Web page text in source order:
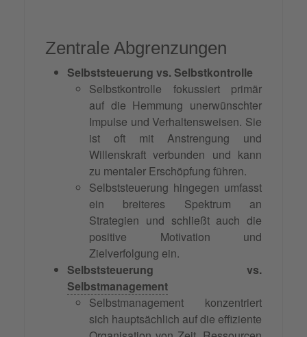
Zentrale Abgrenzungen
Selbststeuerung vs. Selbstkontrolle
Selbstkontrolle fokussiert primär
auf die Hemmung unerwünschter
Impulse und Verhaltensweisen. Sie
ist oft mit Anstrengung und
Willenskraft verbunden und kann
zu mentaler Erschöpfung führen.
Selbststeuerung hingegen umfasst
ein breiteres Spektrum an
Strategien und schließt auch die
positive Motivation und
Zielverfolgung ein.
Selbststeuerung vs.
Selbstmanagement
Selbstmanagement konzentriert
sich hauptsächlich auf die effiziente